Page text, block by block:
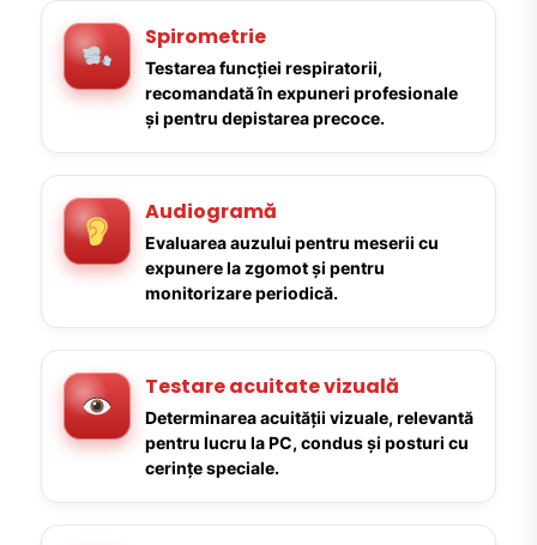
Spirometrie
Testarea funcției respiratorii,
recomandată în expuneri profesionale
și pentru depistarea precoce.
Audiogramă
Evaluarea auzului pentru meserii cu
expunere la zgomot și pentru
monitorizare periodică.
Testare acuitate vizuală
Determinarea acuității vizuale, relevantă
pentru lucru la PC, condus și posturi cu
cerințe speciale.